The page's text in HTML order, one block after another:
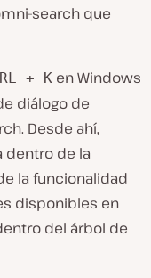
search que
+ K en Windows
diálogo de
Desde ahí,
dentro de la
la funcionalidad
disponibles en
del árbol de